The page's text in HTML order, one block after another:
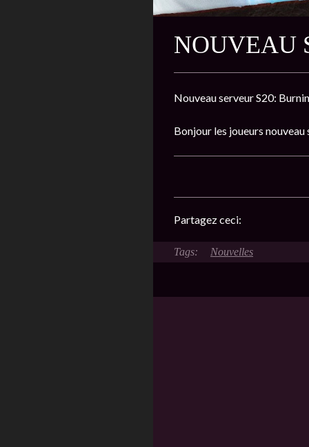
NOUVEAU
Nouveau serveur S20:
Bonjour les joueurs
Partagez ceci:
Nouvelles